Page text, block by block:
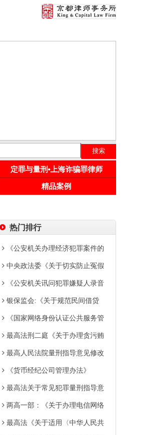
定罪与量刑•上海诈骗罪律师
精品案例
热门排行
《公安机关办理经济犯罪案件的
中央政法委《关于切实防止冤假
《公安机关讯问犯罪嫌疑人录音
银保监会:《关于规范民间借贷
《国家网络身份认证公共服务管
最高法刑二庭《关于办理贪污贿
最高人民法院量刑指导意见修改
《货币经纪公司管理办法》
最高法关于常见犯罪量刑指导意
两高一部：《关于办理电信网络
最高法《关于适用〈中华人民共